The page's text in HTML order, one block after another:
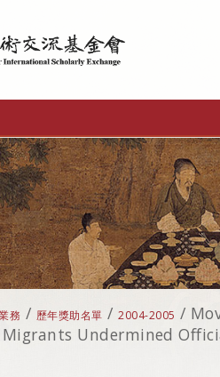
務 / 歷年獎助名單 /2004-2005 /
Undermined